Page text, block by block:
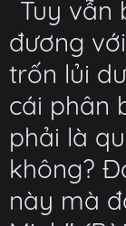
Tuy vẫn
đương
trốn lủi
cái phân
phải là
không?
này mà